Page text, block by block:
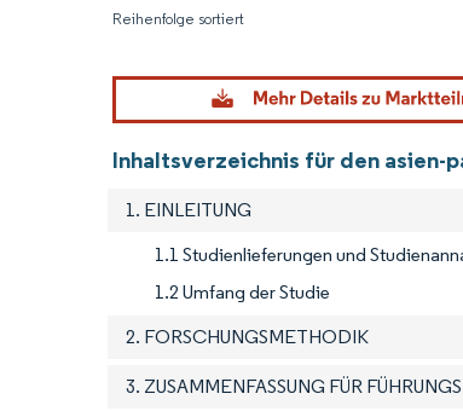
Reihenfolge sortiert
Inhaltsverzeichnis für den asien-
1. EINLEITUNG
1.1 Studienlieferungen und
1.2 Umfang der Studie
2. FORSCHUNGSMETHODIK
3. ZUSAMMENFASSUNG FÜR